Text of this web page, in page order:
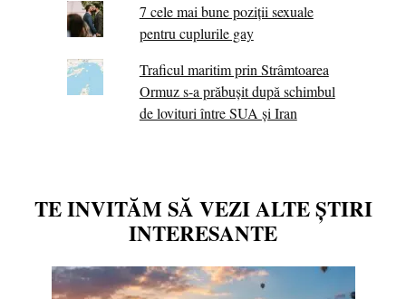
7 cele mai bune poziții sexuale
pentru cuplurile gay
Traficul maritim prin Strâmtoarea
Ormuz s-a prăbușit după schimbul
de lovituri între SUA şi Iran
TE INVITĂM SĂ VEZI ALTE ȘTIRI
INTERESANTE